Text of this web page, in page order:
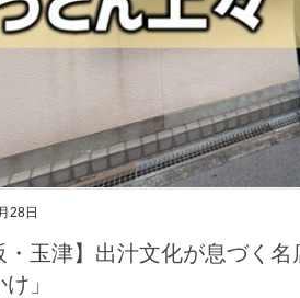
28日
・玉津】出汁文化が息づく
」